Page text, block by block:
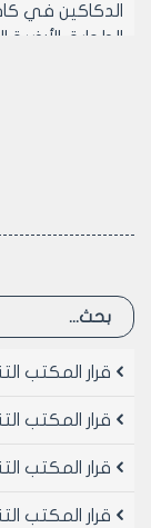
الدكاكين في
الطوابق
ب- مناطق
الحديث الأول و
السكن
يمنح الترخيص
في الطوابق
الحديث الاول و
وذلك وفق
قرار المكتب
قرار المكتب
قرار المكتب
قرار المكتب